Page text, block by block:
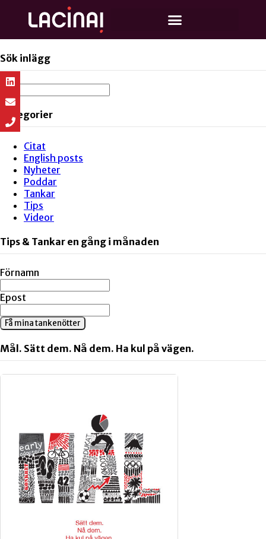
Sök inlägg
Kategorier
Citat
English posts
Nyheter
Poddar
Tankar
Tips
Videor
Tips & Tankar en gång i månaden
Förnamn
Epost
Få mina tankenötter
Mål. Sätt dem. Nå dem. Ha kul på vägen.